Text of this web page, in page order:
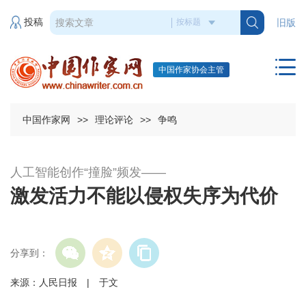
旧版
投稿
中国作家协会主管
中国作家网 >> 理论评论 >> 争鸣
人工智能创作“撞脸”频发——
激发活力不能以侵权失序为代价
分享到：
来源：人民日报 | 于文